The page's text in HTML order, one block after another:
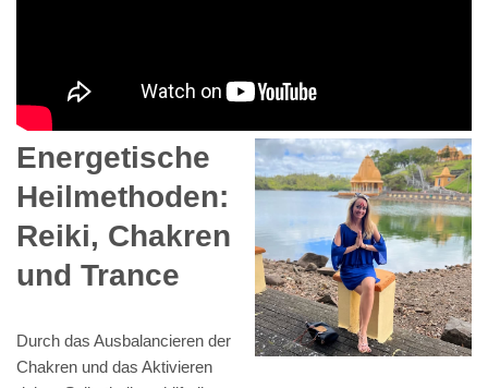
Energetische
Heilmethoden:
Reiki, Chakren
und Trance
Durch das Ausbalancieren der
Chakren und das Aktivieren